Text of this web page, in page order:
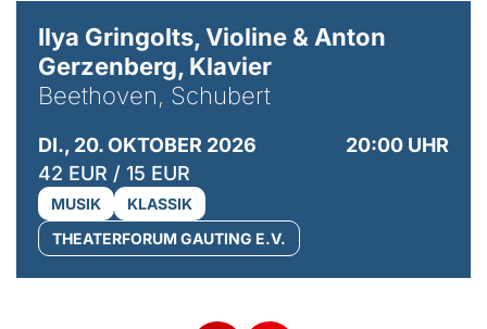
Ilya Gringolts, Violine & Anton
Gerzenberg, Klavier
Beethoven, Schubert
DI., 20. OKTOBER 2026
20:00 UHR
42 EUR / 15 EUR
MUSIK
KLASSIK
THEATERFORUM GAUTING E.V.